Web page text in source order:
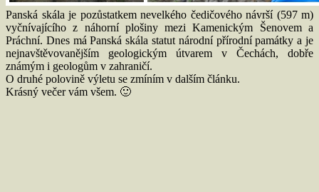
Panská skála je pozůstatkem nevelkého čedičového návrší (597 m)
vyčnívajícího z náhorní plošiny mezi Kamenickým Šenovem a
Práchní. Dnes má Panská skála statut národní přírodní památky a je
nejnavštěvovanějším geologickým útvarem v Čechách, dobře
známým i geologům v zahraničí.
O druhé polovině výletu se zmíním v dalším článku.
Krásný večer vám všem. 🙂